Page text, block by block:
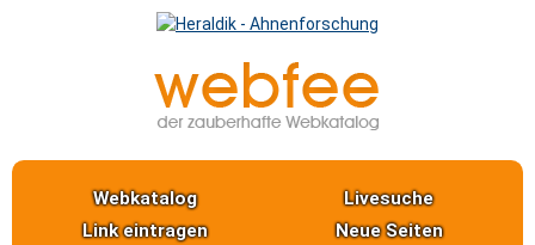
Webkatalog
Livesuche
Link eintragen
Neue Seiten